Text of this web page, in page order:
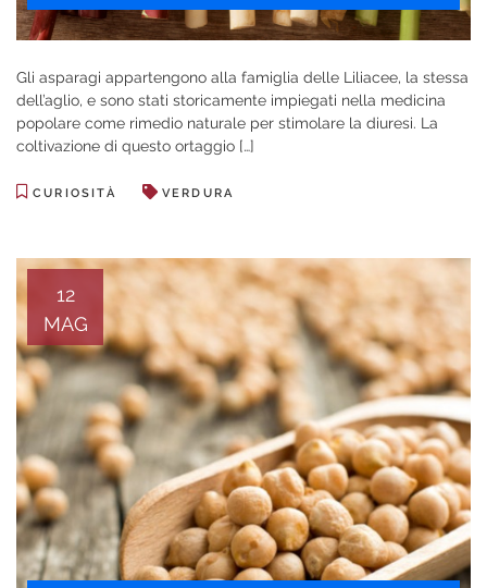
Gli asparagi appartengono alla famiglia delle Liliacee, la stessa
dell’aglio, e sono stati storicamente impiegati nella medicina
popolare come rimedio naturale per stimolare la diuresi. La
coltivazione di questo ortaggio […]
CURIOSITÀ VERDURA
12
MAG